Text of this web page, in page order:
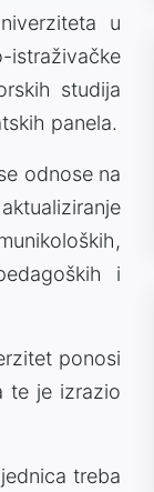
u
istraživačke
studija
panela.
odnose na
i
ponosi
te je izrazio
treba